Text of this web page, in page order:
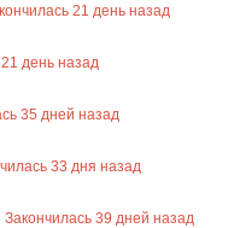
21 день назад
21 день назад
35 дней назад
33 дня назад
Закончилась 39 дней назад